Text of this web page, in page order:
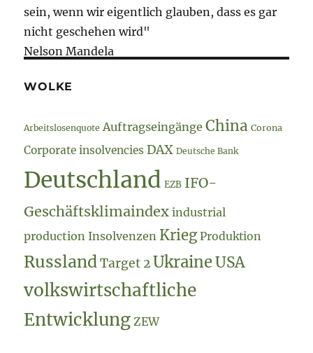
sein, wenn wir eigentlich glauben, dass es gar
nicht geschehen wird"
Nelson Mandela
WOLKE
Arbeitslosenquote Auftragseingänge China Corona
Corporate insolvencies DAX Deutsche Bank
Deutschland EZB IFO-
Geschäftsklimaindex industrial
production Insolvenzen Krieg Produktion
Russland Target 2 Ukraine USA
volkswirtschaftliche
Entwicklung ZEW